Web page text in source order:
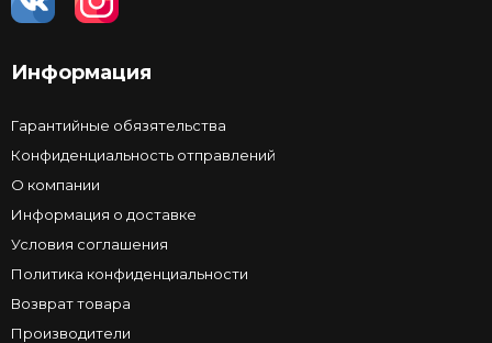
Информация
Гарантийные обязятельства
Конфиденциальность отправлений
О компании
Информация о доставке
Условия соглашения
Политика конфиденциальности
Возврат товара
Производители